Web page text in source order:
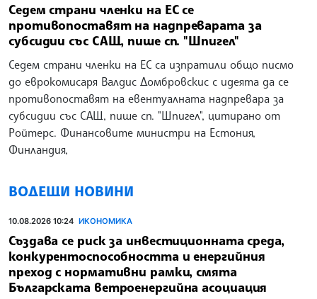
Седем страни членки на ЕС се
противопоставят на надпреварата за
субсидии със САЩ, пише сп. "Шпигел"
Седем страни членки на ЕС са изпратили общо писмо
до еврокомисаря Валдис Домбровскис с идеята да се
противопоставят на евентуалната надпревара за
субсидии със САЩ, пише сп. "Шпигел", цитирано от
Ройтерс. Финансовите министри на Естония,
Финландия,
ВОДЕЩИ НОВИНИ
10.08.2026 10:24 ИКОНОМИКА
Създава се риск за инвестиционната среда,
конкурентоспособността и енергийния
преход с нормативни рамки, смята
Българската ветроенергийна асоциация